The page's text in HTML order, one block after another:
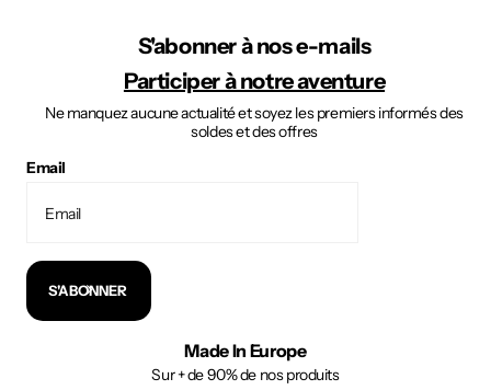
S'abonner à nos e-mails
Participer à notre aventure
Ne manquez aucune actualité et soyez les premiers informés des
soldes et des offres
Email
S'ABONNER
Made In Europe
Sur + de 90% de nos produits